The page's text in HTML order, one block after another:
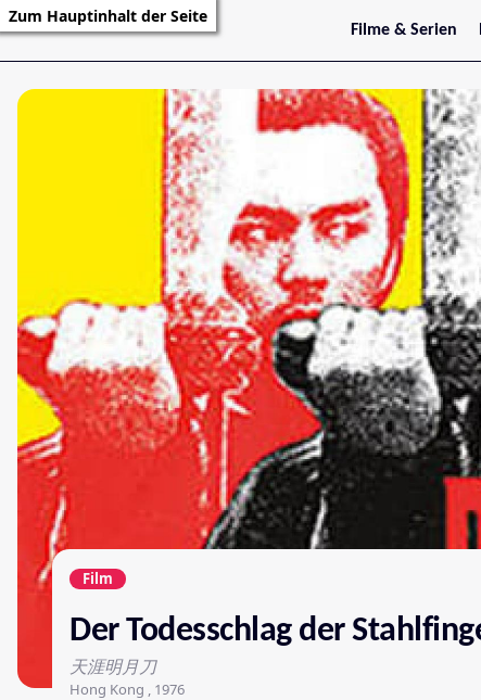
Zum Hauptinhalt der Seite
Filme & Serien
Trailer
Filmarchiv
Serienarchiv
Film
Der Todesschlag der
天涯明月刀
Hong Kong , 1976